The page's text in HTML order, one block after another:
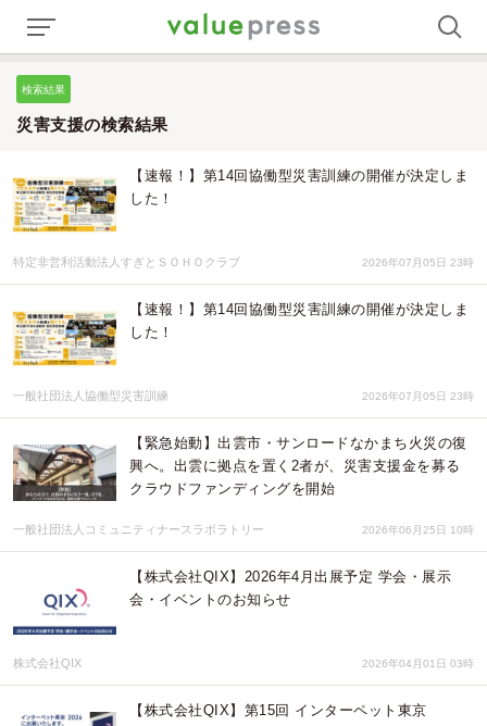
検索結果
災害支援の検索結果
【速報！】第14回協働型災害訓練の開催が決定しま
した！
特定非営利活動法人すぎとＳＯＨＯクラブ 2026年07月05日 23時
【速報！】第14回協働型災害訓練の開催が決定しま
した！
一般社団法人協働型災害訓練 2026年07月05日 23時
【緊急始動】出雲市・サンロードなかまち火災の復
興へ。出雲に拠点を置く2者が、災害支援金を募る
クラウドファンディングを開始
一般社団法人コミュニティナースラボラトリー 2026年06月25日 10時
【株式会社QIX】2026年4月出展予定 学会・展示
会・イベントのお知らせ
株式会社QIX 2026年04月01日 03時
【株式会社QIX】第15回 インターペット東京